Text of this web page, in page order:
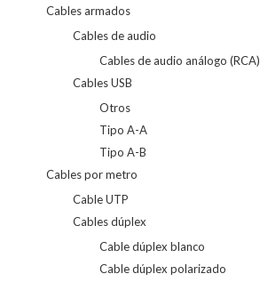
Cables armados
Cables de audio
Cables de audio análogo (RCA)
Cables USB
Otros
Tipo A-A
Tipo A-B
Cables por metro
Cable UTP
Cables dúplex
Cable dúplex blanco
Cable dúplex polarizado